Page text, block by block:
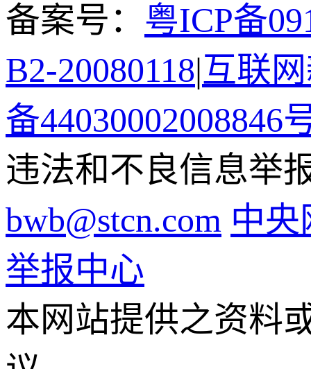
备案号： 粤ICP备
B2-20080118|互联
备44030002008846
违法和不良信息举
bwb@stcn.com 中
举报中心
本网站提供之资料